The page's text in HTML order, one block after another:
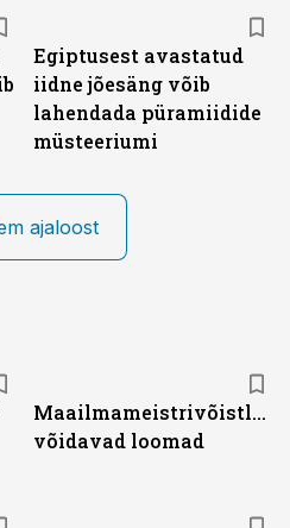
Egiptusest avastatud
iidne jõesäng võib
lahendada püramiidide
müsteeriumi
ajaloost
võidavad loomad